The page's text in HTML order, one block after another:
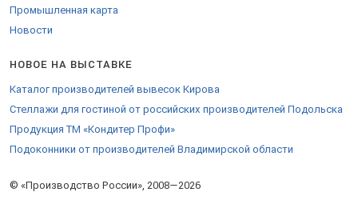
© «Производство России», 2008—2026
Промышленная карта
Новости
НОВОЕ НА ВЫСТАВКЕ
Каталог производителей вывесок Кирова
Стеллажи для гостиной от российских производителей Подольска
Продукция ТМ «Кондитер Профи»
Подоконники от производителей Владимирской области